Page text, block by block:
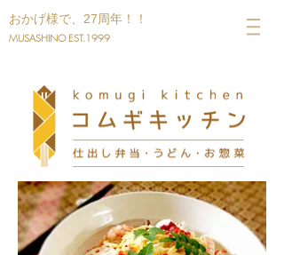
MUSASHINO EST.1999
​おかげ様で、27周年！！